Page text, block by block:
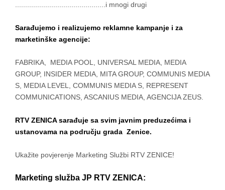
.............................................i mnogi drugi
Sarađujemo i realizujemo reklamne kampanje i za
marketinške agencije:
FABRIKA, MEDIA POOL, UNIVERSAL MEDIA, MEDIA
GROUP, INSIDER MEDIA, MITA GROUP, COMMUNIS MEDIA
S, MEDIA LEVEL, COMMUNIS MEDIA S, REPRESENT
COMMUNICATIONS, ASCANIUS MEDIA, AGENCIJA ZEUS.
RTV ZENICA sarađuje sa svim javnim preduzećima i
ustanovama na području grada Zenice.
Ukažite povjerenje Marketing Službi RTV ZENICE!
Marketing služba JP RTV ZENICA: